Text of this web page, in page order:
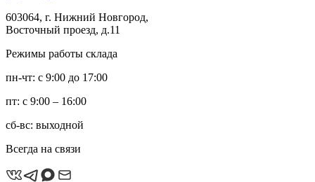
603064, г. Нижний Новгород,
Восточный проезд, д.11
Режимы работы склада
пн-чт: с 9:00 до 17:00
пт: с 9:00 – 16:00
сб-вс: выходной
Всегда на связи